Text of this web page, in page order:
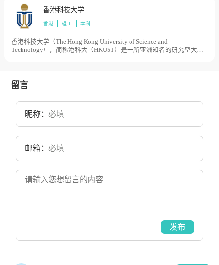
工业学校等时期，1980年经国务院批准改建为杭州电子工业学院，先
后隶属于机械工业部、电子工业部和信息产业部等中央部委，2003年
原杭州出版学校整体并入，2004年更名为杭州电子科技大学。目前学
香港科技大学
香港 理工 本科
香港科技大学（The Hong Kong University of Science and
Technology），简称港科大（HKUST）是一所亚洲知名的研究型大
学霍英东研究院成立。2019年9月，香港科技大学（广州）获批筹建。
目前学校总体占地面积900亩。
留言
昵称：
邮箱：
发布